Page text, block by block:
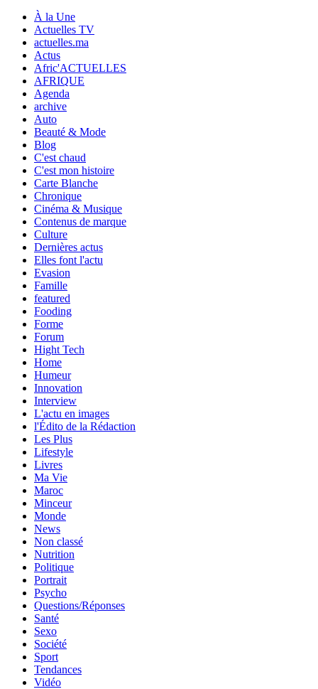
À la Une
Actuelles TV
actuelles.ma
Actus
Afric'ACTUELLES
AFRIQUE
Agenda
archive
Auto
Beauté & Mode
Blog
C'est chaud
C'est mon histoire
Carte Blanche
Chronique
Cinéma & Musique
Contenus de marque
Culture
Dernières actus
Elles font l'actu
Evasion
Famille
featured
Fooding
Forme
Forum
Hight Tech
Home
Humeur
Innovation
Interview
L'actu en images
l'Édito de la Rédaction
Les Plus
Lifestyle
Livres
Ma Vie
Maroc
Minceur
Monde
News
Non classé
Nutrition
Politique
Portrait
Psycho
Questions/Réponses
Santé
Sexo
Société
Sport
Tendances
Vidéo